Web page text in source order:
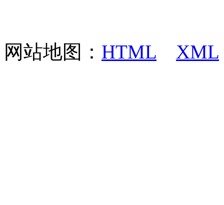
网站地图： HTML XML